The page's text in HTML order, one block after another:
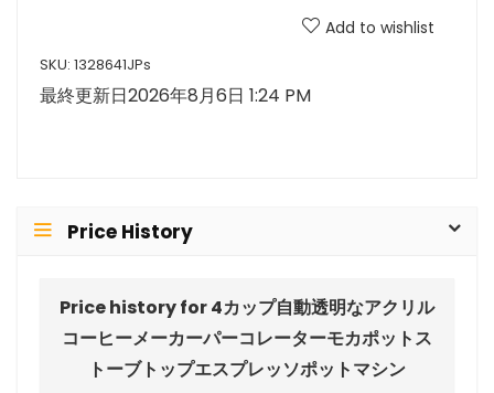
Add to wishlist
SKU: 1328641JPs
最終更新日2026年8月6日 1:24 PM
Price History
Price history for 4カップ自動透明なアクリル
コーヒーメーカーパーコレーターモカポットス
トーブトップエスプレッソポットマシン